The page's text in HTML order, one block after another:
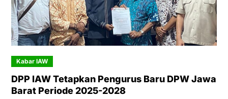
Kabar IAW
DPP IAW Tetapkan Pengurus Baru DPW Jawa
Barat Periode 2025-2028